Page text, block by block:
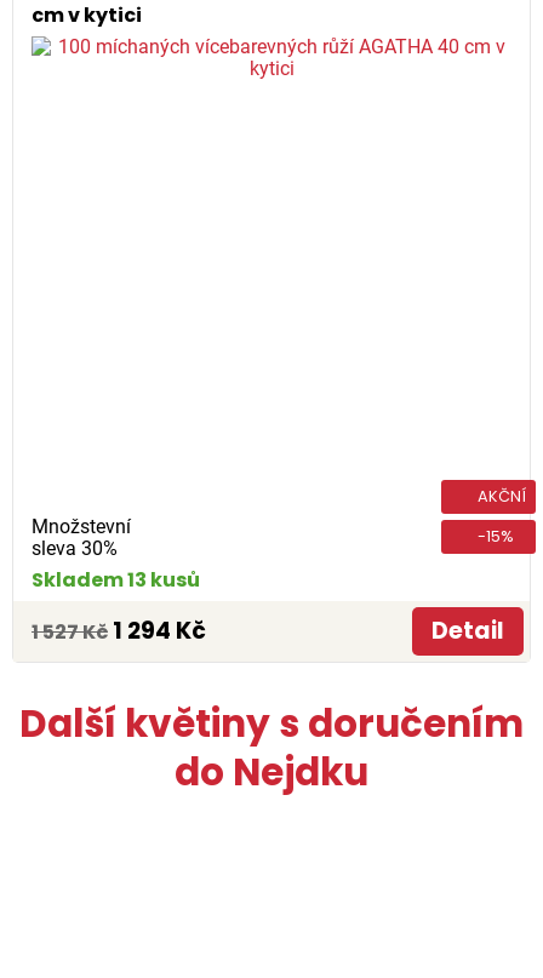
cm v kytici
Množstevní
sleva 30%
AKČNÍ
-15%
Skladem 13 kusů
1 527 Kč 1 294 Kč Detail
Další květiny s doručením
do Nejdku